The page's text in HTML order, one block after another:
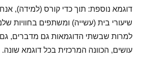
דוגמא נוספת: תוך כדי קורס (למידה),
שיעורי בית (עשייה) ומשתפים בחוויות
למרות שבשתי הדוגמאות גם מדברים, גם
עושים, הכוונה המרכזית בכל דוגמא שונה.